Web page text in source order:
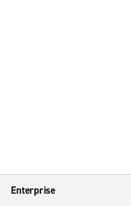
Enterprise